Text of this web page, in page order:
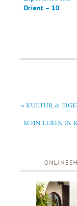
Orient – 10
« KULTUR &
MEIN LEBEN IN